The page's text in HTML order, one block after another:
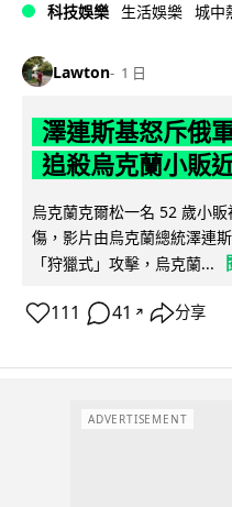
科技娛樂 生活娛樂 城中
Lawton 1 日
澤連斯基怒斥俄
追殺烏克蘭小販
烏克蘭克爾松一名 52 歲小
傷，影片由烏克蘭總統澤連
「狩獵式」攻擊，烏克蘭...
111 41 ↗ 分享
ADVERTISEMENT